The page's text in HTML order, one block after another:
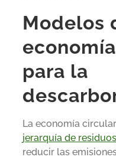
Modelos
para la
La economía
jerarquía de residuos
reducir las